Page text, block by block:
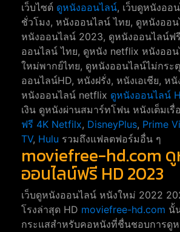
เว็บไซต์ ดูหนังออนไลน์, เว็บดูหนังออ
ชั่วโมง, หนังออนไลน์ ไทย, ดูหนังออ
หนังออนไลน์ 2023, ดูหนังออนไลน์ฟ
ออนไลน์ ไทย, ดูหนัง netflix หนังออ
ใหม่พากย์ไทย, ดูหนังออนไลน์ไม่กระ
ออนไลน์HD, หนังฝรั่ง, หนังเอเชีย, ห
หนังออนไลน์ netflix ดูหนังออนไลน์
เงิน ดูหนังผ่านสมาร์ทโฟน หนังเต็มเรื่
ฟรี 4K Netfilx, DisneyPlus, Prime
TV, Hulu รวมถึงแฟลตฟอร์มอื่น ๆ
moviefree-hd.com
ออนไลน์ฟรี HD 2023
เว็บดูหนังออนไลน์ หนังใหม่ 2022
โรงล่าสุด HD moviefree-hd.com นั้
กระแสสำหรับคอหนังที่ชื่นชอบการดู